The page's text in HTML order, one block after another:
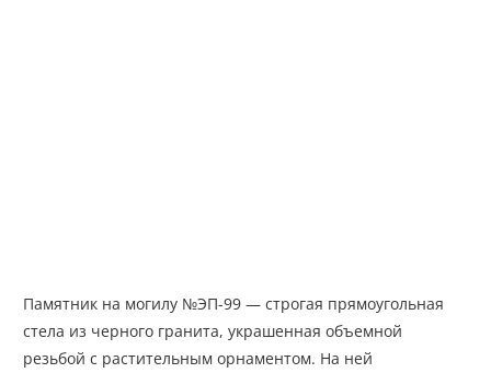
Памятник на могилу №ЭП-99 — строгая прямоугольная
стела из черного гранита, украшенная объемной
резьбой с растительным орнаментом. На ней